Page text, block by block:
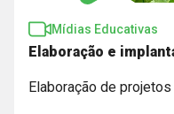
Mídias Educativas
Elaboração e
Elaboração de